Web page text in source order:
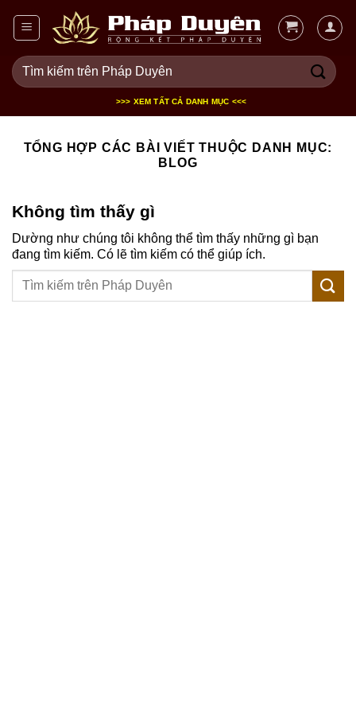
dung
Tìm
kiếm:
>>> XEM TẤT CẢ DANH MỤC <<<
TỔNG HỢP CÁC BÀI VIẾT THUỘC DANH MỤC:
BLOG
Không tìm thấy gì
Dường như chúng tôi không thể tìm thấy những gì bạn
đang tìm kiếm. Có lẽ tìm kiếm có thể giúp ích.